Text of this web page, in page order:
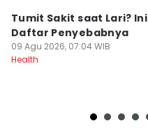
Tumit Sakit saat Lari? Ini
Daftar Penyebabnya
09 Agu 2026, 07:04 WIB
Health